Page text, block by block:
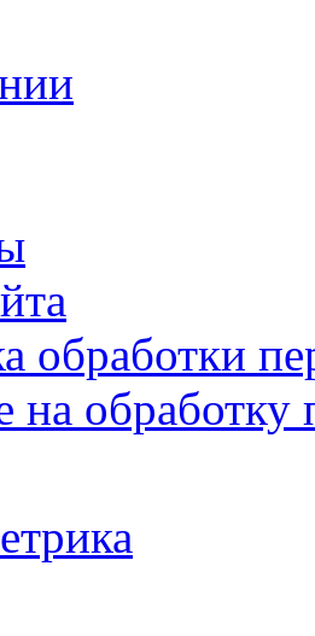
обработки
на